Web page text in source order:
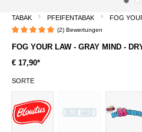
TABAK PFEIFENTABAK FOG
(2) Bewertungen
FOG YOUR LAW - GRAY MIND -
€ 17,90*
SORTE